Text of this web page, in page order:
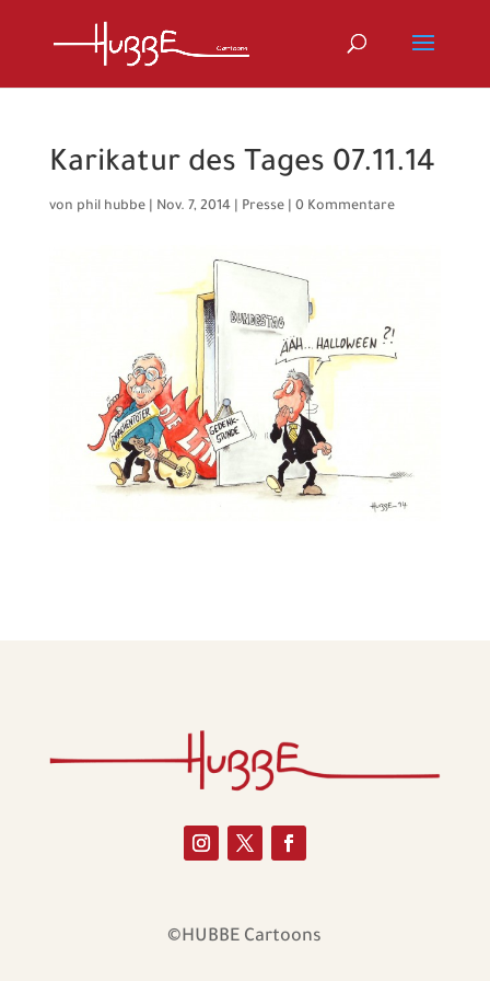
Karikatur des Tages 07.11.14
von phil hubbe| Nov. 7, 2014| Presse| 0 Kommentare
©HUBBE Cartoons